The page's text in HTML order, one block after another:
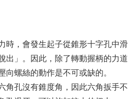
時，會發生起子從錐形十字孔中滑
出」。因此，除了轉動握柄的力道
向螺絲的動作是不可或缺的。
角孔沒有錐度角，因此六角扳手不